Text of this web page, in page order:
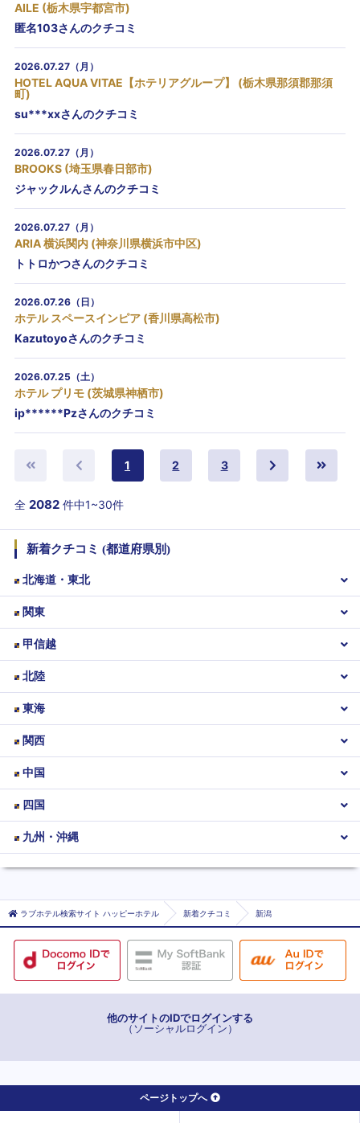
AILE (栃木県宇都宮市)
匿名103さんのクチコミ
2026.07.27（月）
HOTEL AQUA VITAE【ホテリアグループ】 (栃木県那須郡那須
町)
su***xxさんのクチコミ
2026.07.27（月）
BROOKS (埼玉県春日部市)
ジャックルんさんのクチコミ
2026.07.27（月）
ARIA 横浜関内 (神奈川県横浜市中区)
トトロかつさんのクチコミ
2026.07.26（日）
ホテル スペースインピア (香川県高松市)
Kazutoyoさんのクチコミ
2026.07.25（土）
ホテル プリモ (茨城県神栖市)
ip******Pzさんのクチコミ
1 2 3
全 2082 件中1~30件
新着クチコミ (都道府県別)
北海道・東北
関東
甲信越
北陸
東海
関西
中国
四国
九州・沖縄
ラブホテル検索サイト ハッピーホテル 新着クチコミ 新潟
他のサイトのIDでログインする
（ソーシャルログイン）
ページトップへ